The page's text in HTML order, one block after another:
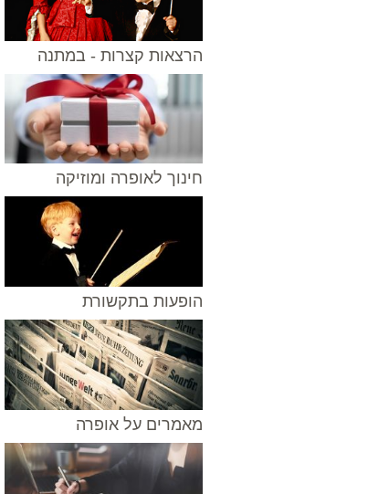
הרצאות קצרות - במתנה
חינוך לאופרה ומוזיקה
הופעות בתקשורת
מאמרים על אופרה